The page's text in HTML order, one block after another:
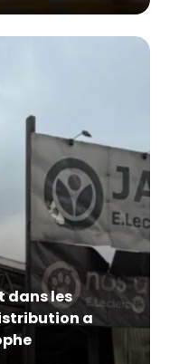
dans les
a